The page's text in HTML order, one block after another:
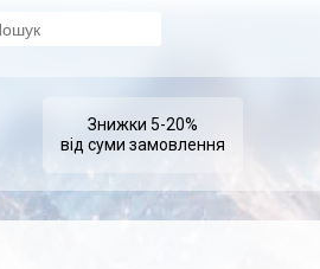
Знижки 5-20%
від суми замовлення